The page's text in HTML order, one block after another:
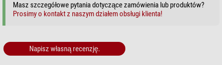
Masz szczegółowe pytania dotyczące zamówienia lub produktów?
Prosimy o kontakt z naszym działem obsługi klienta!
Napisz własną recenzję.